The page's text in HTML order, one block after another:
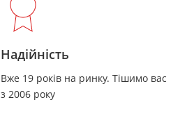
Надійність
Вже 19 років на ринку. Тішимо вас
з 2006 року